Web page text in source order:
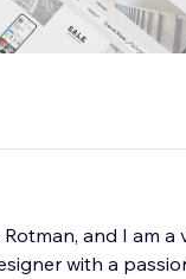
For Bond
and I am a
with a